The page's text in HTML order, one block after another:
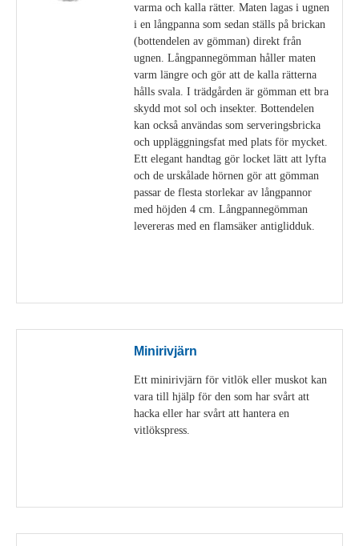
varma och kalla rätter. Maten lagas i ugnen
i en långpanna som sedan ställs på brickan
(bottendelen av gömman) direkt från
ugnen. Långpannegömman håller maten
varm längre och gör att de kalla rätterna
hålls svala. I trädgården är gömman ett bra
skydd mot sol och insekter. Bottendelen
kan också användas som serveringsbricka
och uppläggningsfat med plats för mycket.
Ett elegant handtag gör locket lätt att lyfta
och de urskålade hörnen gör att gömman
passar de flesta storlekar av långpannor
med höjden 4 cm. Långpannegömman
levereras med en flamsäker antiglidduk.
Minirivjärn
Ett minirivjärn för vitlök eller muskot kan
vara till hjälp för den som har svårt att
hacka eller har svårt att hantera en
vitlökspress.